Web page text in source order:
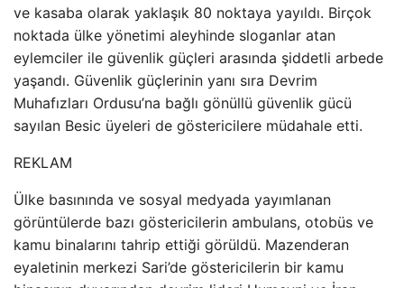
ve kasaba olarak yaklaşık 80 noktaya yayıldı. Birçok
noktada ülke yönetimi aleyhinde sloganlar atan
eylemciler ile güvenlik güçleri arasında şiddetli arbede
yaşandı. Güvenlik güçlerinin yanı sıra Devrim
Muhafızları Ordusu’na bağlı gönüllü güvenlik gücü
sayılan Besic üyeleri de göstericilere müdahale etti.
REKLAM
Ülke basınında ve sosyal medyada yayımlanan
görüntülerde bazı göstericilerin ambulans, otobüs ve
kamu binalarını tahrip ettiği görüldü. Mazenderan
eyaletinin merkezi Sari’de göstericilerin bir kamu